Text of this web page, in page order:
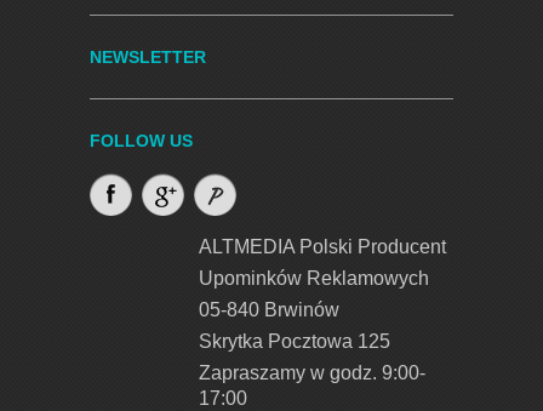
NEWSLETTER
FOLLOW US
ALTMEDIA Polski Producent
Upominków Reklamowych
05-840 Brwinów
Skrytka Pocztowa 125
Zapraszamy w godz. 9:00-
17:00